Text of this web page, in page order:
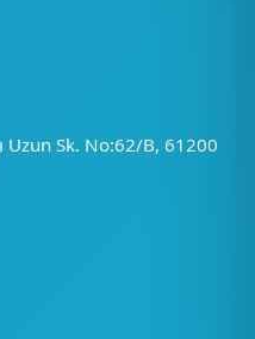
Uzun Sk. No:62/B, 61200